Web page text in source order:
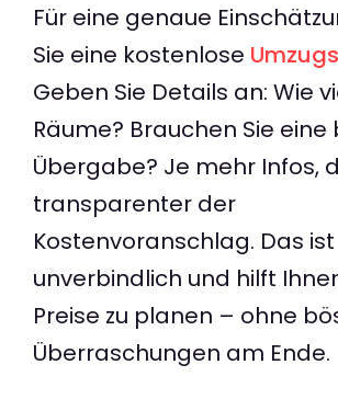
Für eine genaue
Sie eine kostenlose
Geben Sie Details an: Wie
Räume? Brauchen Sie
Übergabe? Je mehr Infos,
transparenter der
Kostenvoranschlag. Das ist
unverbindlich und hilft
Preise zu planen – ohne
Überraschungen am Ende.